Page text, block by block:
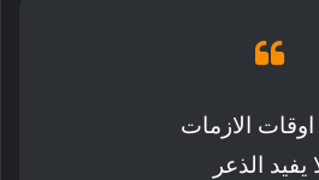
الازمات
يفيد الذعر